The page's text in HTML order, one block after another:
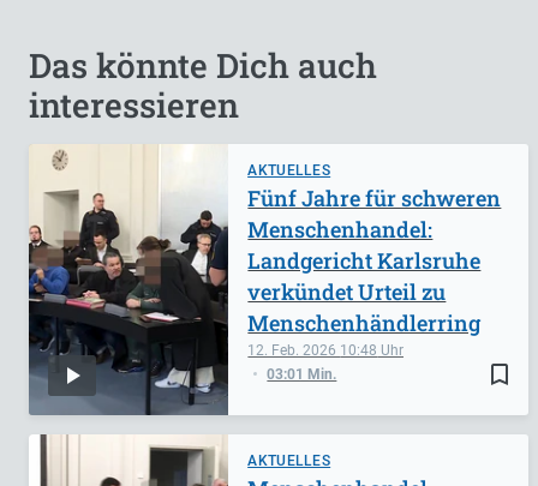
Das könnte Dich auch
interessieren
AKTUELLES
bookmark_border
12. Feb. 2026 10:48
03:01 Min.
Fünf Jahre für schweren
Menschenhandel:
Landgericht Karlsruhe
verkündet Urteil zu
Menschenhändlerring
AKTUELLES